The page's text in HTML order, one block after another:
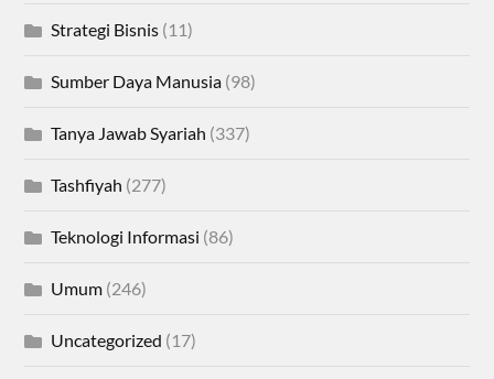
Strategi Bisnis (11)
Sumber Daya Manusia (98)
Tanya Jawab Syariah (337)
Tashfiyah (277)
Teknologi Informasi (86)
Umum (246)
Uncategorized (17)